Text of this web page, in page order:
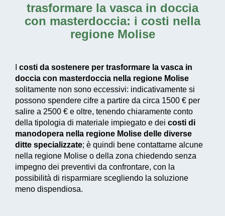
trasformare la vasca in doccia
con masterdoccia: i costi nella
regione Molise
costi da sostenere per trasformare la vasca in
doccia con masterdoccia nella regione Molise
solitamente non sono eccessivi: indicativamente si
possono spendere cifre a partire da circa 1500 € per
salire a 2500 € e oltre, tenendo chiaramente conto
della tipologia di materiale impiegato e dei costi di
manodopera nella regione Molise delle diverse
ditte specializzate; è quindi bene contattarne alcune
nella regione Molise o della zona chiedendo senza
impegno dei preventivi da confrontare, con la
possibilità di risparmiare scegliendo la soluzione
meno dispendiosa.